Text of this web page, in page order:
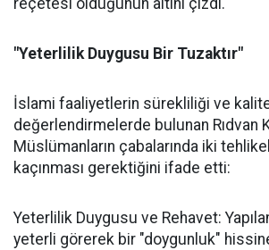
reçetesi olduğunun altını çizdi.
"Yeterlilik Duygusu Bir Tuzaktır"
İslami faaliyetlerin sürekliliği ve
değerlendirmelerde bulunan Rıdvan
Müslümanların çabalarında iki
kaçınması gerektiğini ifade etti:
Yeterlilik Duygusu ve Rehavet:
yeterli görerek bir "doygunluk" hissine